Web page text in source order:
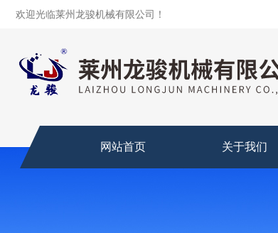
欢迎光临莱州龙骏机械有限公司！
网站首页 关于我们